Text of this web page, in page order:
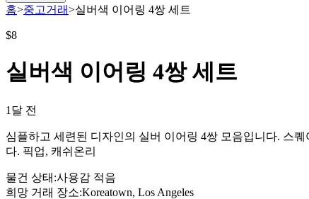
홈>중고거래>실버색 이어링 4쌍 세트
$8
실버색 이어링 4쌍 세트
1달 전
심플하고 세련된 디자인의 실버 이어링 4쌍 모음입니다. 스
다. 픽업, 캐쉬온리
물건 상태 :사용감 적음
희망 거래 장소:Koreatown, Los Angeles